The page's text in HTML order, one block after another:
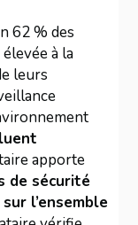
62 % des
à la
leurs
apporte
de sécurité
l’ensemble